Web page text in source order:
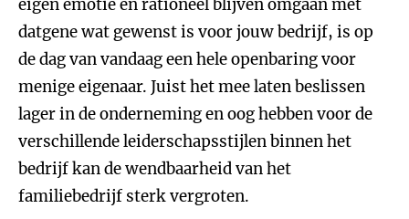
eigen emotie en rationeel blijven omgaan met
datgene wat gewenst is voor jouw bedrijf, is op
de dag van vandaag een hele openbaring voor
menige eigenaar. Juist het mee laten beslissen
lager in de onderneming en oog hebben voor de
verschillende leiderschapsstijlen binnen het
bedrijf kan de wendbaarheid van het
familiebedrijf sterk vergroten.